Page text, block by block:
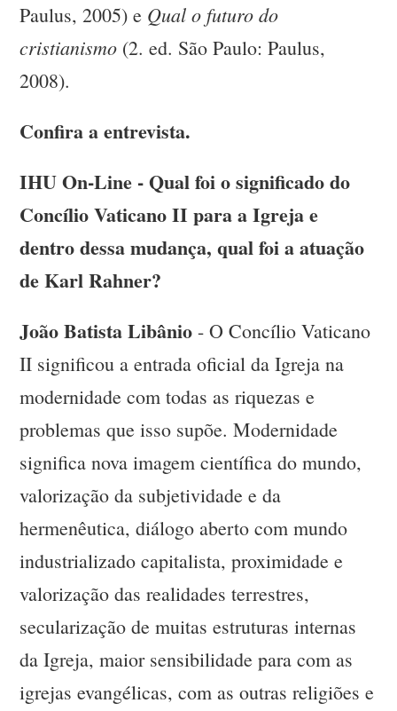
Paulus, 2005) e Qual o futuro do
cristianismo (2. ed. São Paulo: Paulus,
2008).
Confira a entrevista.
IHU On-Line - Qual foi o significado do
Concílio Vaticano II para a Igreja e
dentro dessa mudança, qual foi a atuação
de Karl Rahner?
João Batista Libânio - O Concílio Vaticano
II significou a entrada oficial da Igreja na
modernidade com todas as riquezas e
problemas que isso supõe. Modernidade
significa nova imagem científica do mundo,
valorização da subjetividade e da
hermenêutica, diálogo aberto com mundo
industrializado capitalista, proximidade e
valorização das realidades terrestres,
secularização de muitas estruturas internas
da Igreja, maior sensibilidade para com as
igrejas evangélicas, com as outras religiões e